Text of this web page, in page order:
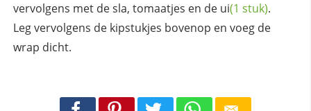
vervolgens met de sla, tomaatjes en de ui(1 stuk).
Leg vervolgens de kipstukjes bovenop en voeg de
wrap dicht.